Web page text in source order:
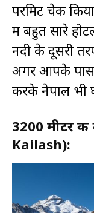
परमिट चेक
में बहुत सारे
नदी के दूसरी
अगर आपके पास
करके नेपाल भी
3200 मीटर
Kailash):